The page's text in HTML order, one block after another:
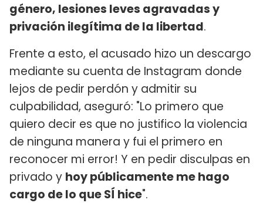
género, lesiones leves agravadas y
privación ilegítima de la libertad.
Frente a esto, el acusado hizo un descargo
mediante su cuenta de Instagram donde
lejos de pedir perdón y admitir su
culpabilidad, aseguró: "Lo primero que
quiero decir es que no justifico la violencia
de ninguna manera y fui el primero en
reconocer mi error! Y en pedir disculpas en
privado y hoy públicamente me hago
cargo de lo que SÍ hice".